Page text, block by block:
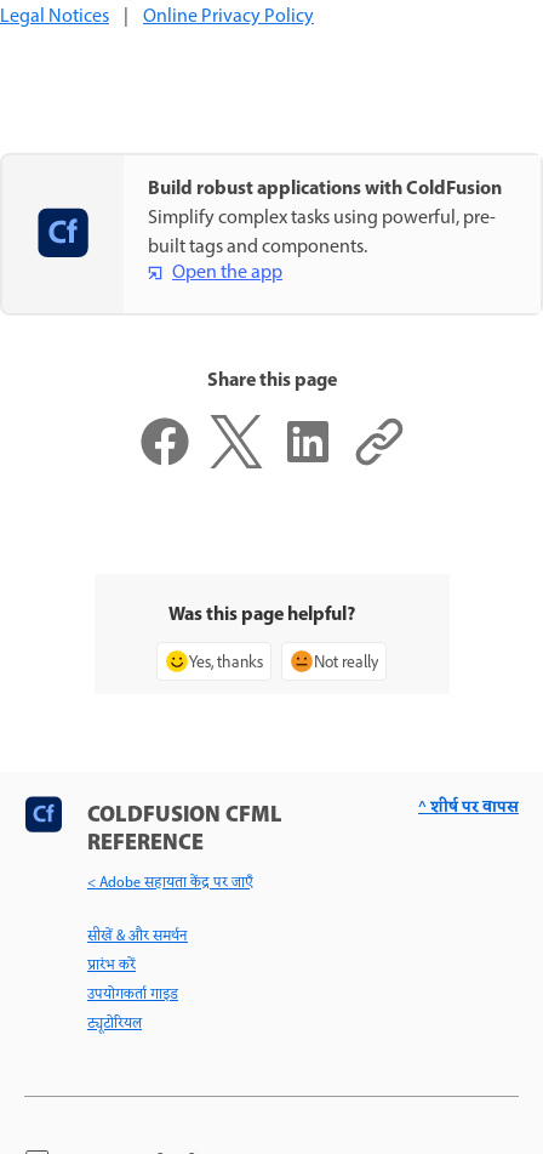
Legal Notices | Online Privacy Policy
Build robust applications with ColdFusion
Simplify complex tasks using powerful, pre-
built tags and components.
Open the app
Share this page
Was this page helpful?
Yes, thanks Not really
COLDFUSION CFML
REFERENCE
< Adobe सहायता केंद्र पर जाएँ
सीखें & और समर्थन
प्रारंभ करें
उपयोगकर्ता गाइड
ट्यूटोरियल
^ शीर्ष पर वापस